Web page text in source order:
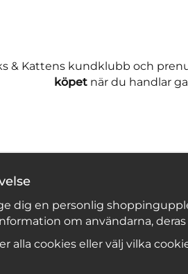
& Kattens kundklubb och
köpetnär du handlar
dig en personlig
om användarna,
alla cookies eller välj vilka